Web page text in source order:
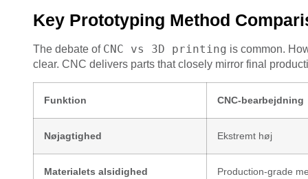
Key Prototyping Method
The debate of CNC vs 3D printing is common.
clear. CNC delivers parts that closely mirror final
Funktion CNC-bearbejdning
Nøjagtighed Ekstremt høj
Materialets alsidighed Production-grade